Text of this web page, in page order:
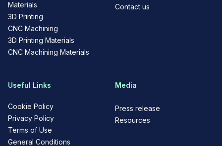
Materials
3D Printing
CNC Machining
3D Printing Materials
CNC Machining Materials
Contact us
Useful Links
Cookie Policy
Privacy Policy
Terms of Use
General Conditions
Media
Press release
Resources